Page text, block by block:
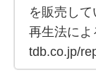
を販売し
再生法によ
tdb.co.jp/